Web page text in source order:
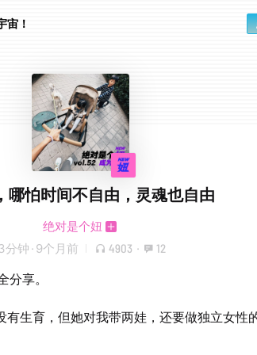
宙！
哪怕时间不自由，灵魂也自由
绝对是个妞
分钟 · 9个月前 4903 · 12
享。
生育，但她对我带两娃，还要做独立女性